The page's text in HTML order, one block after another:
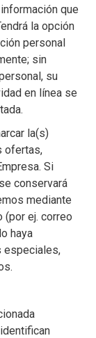
que
la opción
personal
sin
su
en línea se
la(s)
ofertas,
Si
conservará
mediante
(por ej. correo
haya
especiales,